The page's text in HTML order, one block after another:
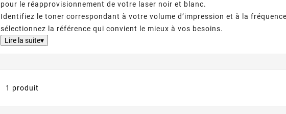
pour le réapprovisionnement de votre laser noir et blanc.
Identifiez le toner correspondant à votre volume d’impression et à la
sélectionnez la référence qui convient le mieux à vos besoins.
Lire la suite▾
1 produit